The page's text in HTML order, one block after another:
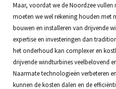
Maar, voordat we de Noordzee vullen
moeten we wel rekening houden met
bouwen en installeren van drijvende
expertise en investeringen dan
het onderhoud kan complexer en
drijvende windturbines veelbelovend
Naarmate technologieën verbeteren
kunnen de kosten dalen en de